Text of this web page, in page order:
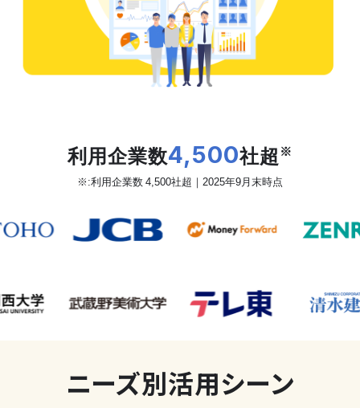
利用企業数4,500社超 ※
※:利用企業数 4,500社超｜2025年9月末時点
ニーズ別活用シーン